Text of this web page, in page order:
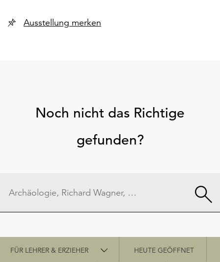
Ausstellung merken
Noch nicht das Richtige
gefunden?
Schnellzugriff
FÜR LEHRER & ERZIEHER HEUTE GEÖFFNET